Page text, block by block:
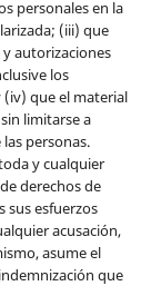
personales en la
(iii) que
autorizaciones
los
(iv) que el material
limitarse a
personas.
y cualquier
derechos de
sus esfuerzos
acusación,
asume el
que